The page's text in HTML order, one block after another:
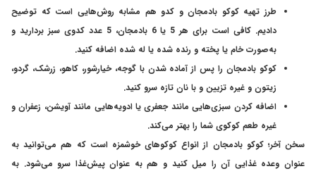
طرز تهیه کوکو بادمجان و کدو هم مشابه روش‌هایی است که توضیح
دادیم. کافی است برای هر 5 یا 6 بادمجان، 5 عدد کدوی سبز بردارید و
به‌صورت خام یا پخته و رنده شده یا له شده اضافه کنید.
کوکو بادمجان را پس از آماده شدن با گوجه، خیارشور، کاهو، زرشک، گردو،
زیتون و غیره تزیین و با نان تازه سرو کنید.
اضافه کردن سبزی‌هایی مانند جعفری یا ادویه‌هایی مانند آویشن، زعفران و
غیره طعم کوکوی شما را بهتر می‌کند.
سخن آخر؛ کوکو بادمجان از انواع کوکوهای خوشمزه است که هم می‌توانید به
عنوان وعده غذایی آن را میل کنید و هم به عنوان پیش‌غذا سرو می‌شود. به